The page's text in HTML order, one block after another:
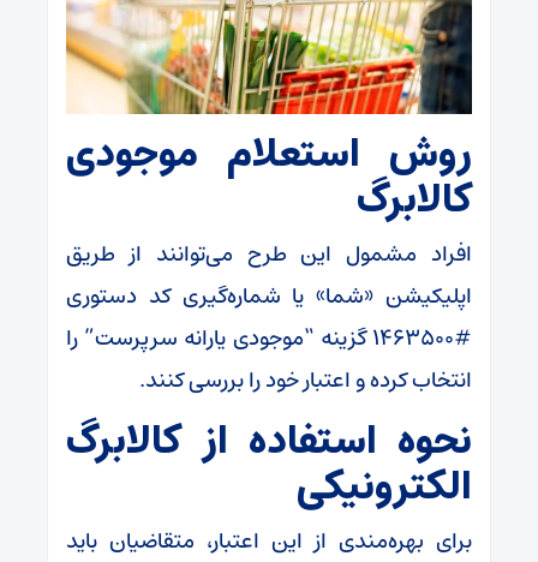
روش استعلام موجودی
کالابرگ
افراد مشمول این طرح می‌توانند از طریق
اپلیکیشن «شما» یا شماره‌گیری کد دستوری
#۱۴۶۳۵۰۰ گزینه “موجودی یارانه سرپرست” را
انتخاب کرده و اعتبار خود را بررسی کنند.
نحوه استفاده از کالابرگ
الکترونیکی
برای بهره‌مندی از این اعتبار، متقاضیان باید